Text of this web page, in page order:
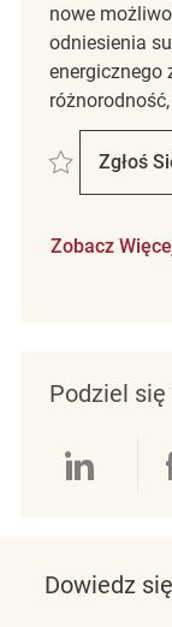
nowe
odniesienia
energicznego
Zapisać Retail
Zgłoś
Zobacz
Podziel
Dowiedz